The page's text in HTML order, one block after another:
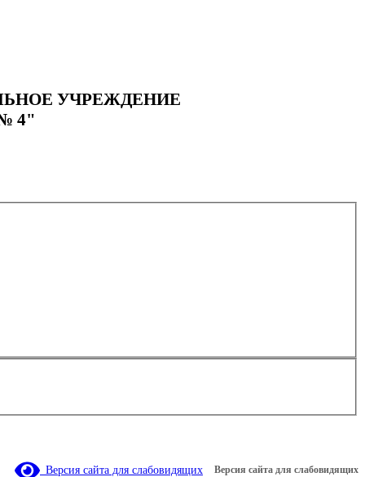
УЧРЕЖДЕНИЕ
4"
Версия сайта для слабовидящих Версия сайта для слабовидящих